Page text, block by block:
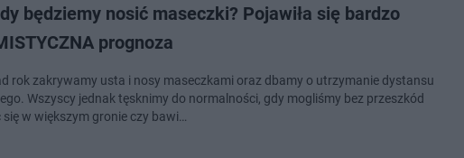
będziemy nosić maseczki? Pojawiła się bardzo
prognoza
rok zakrywamy usta i nosy maseczkami oraz dbamy o utrzymanie dystansu
Wszyscy jednak tęsknimy do normalności, gdy mogliśmy bez przeszkód
w większym gronie czy bawi…